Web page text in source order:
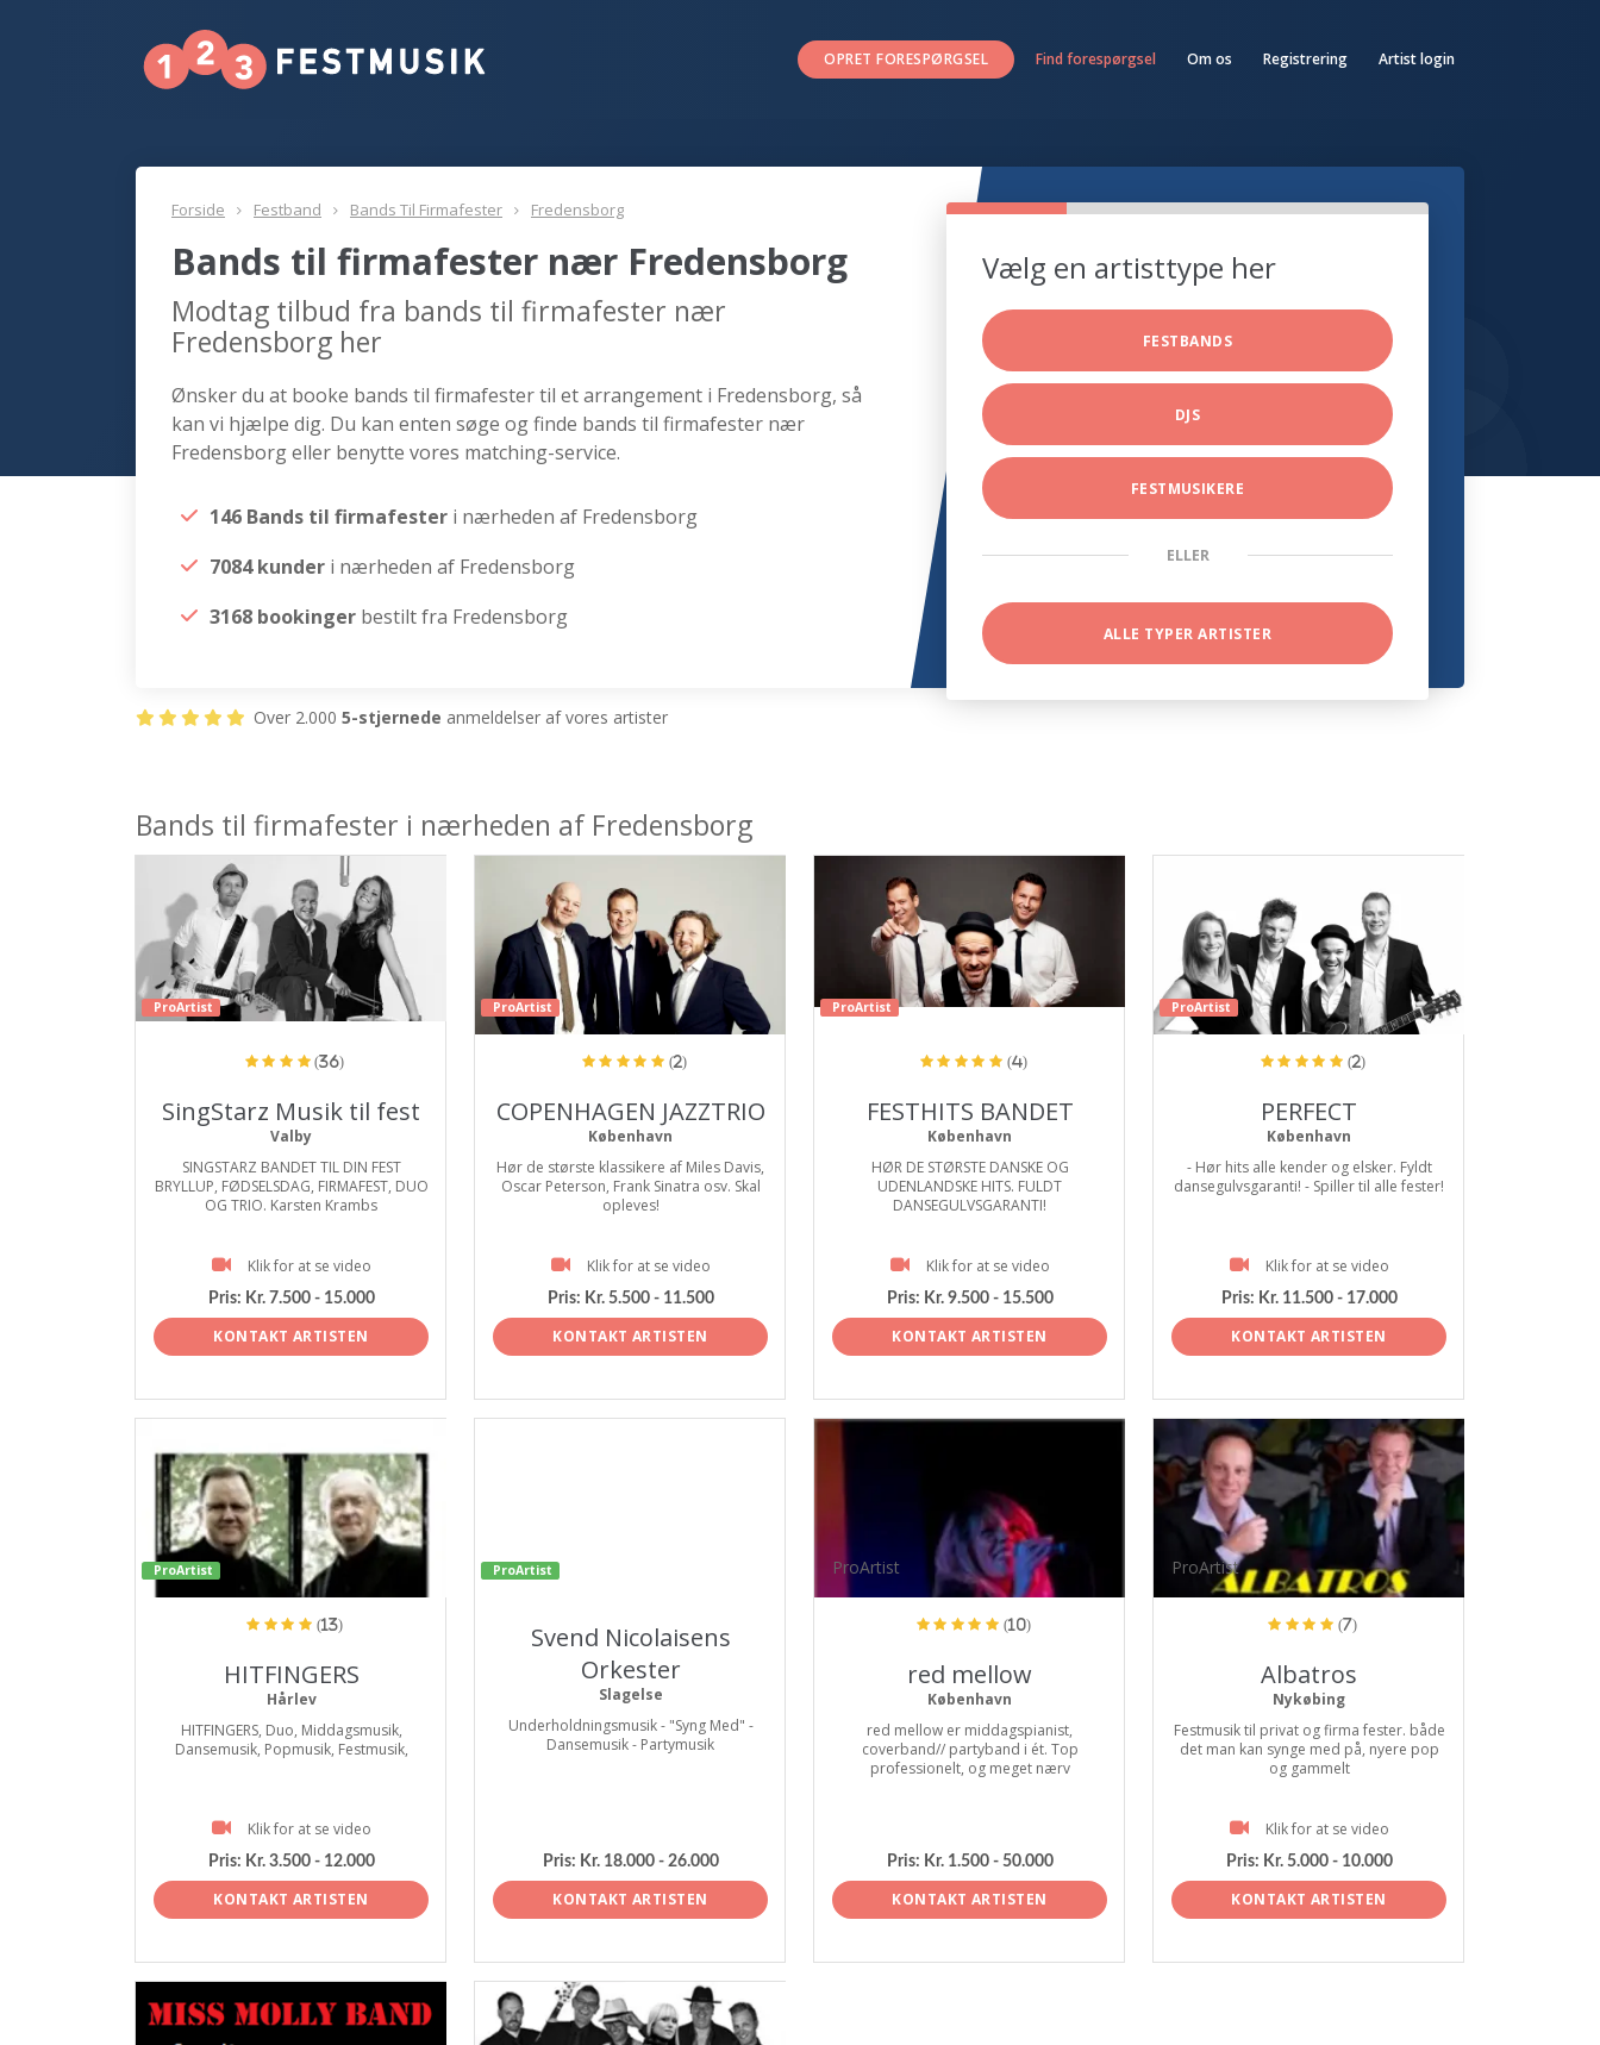
OPRET FORESPØRGSEL Find forespørgsel Om os Registrering Artist login
Forside Festband Bands Til Firmafester Fredensborg
Bands til firmafester nær Fredensborg
Modtag tilbud fra bands til firmafester nær
Fredensborg her
Ønsker du at booke bands til firmafester til et arrangement i Fredensborg, så
kan vi hjælpe dig. Du kan enten søge og finde bands til firmafester nær
Fredensborg eller benytte vores matching-service.
146 Bands til firmafester i nærheden af Fredensborg
7084 kunder i nærheden af Fredensborg
3168 bookinger bestilt fra Fredensborg
Vælg en artisttype her
FESTBANDS
DJS
FESTMUSIKERE
ELLER
ALLE TYPER ARTISTER
Over 2.000 5-stjernede anmeldelser af vores artister
Bands til firmafester i nærheden af Fredensborg
ProArtist
(36)
SingStarz Musik til fest
Valby
SINGSTARZ BANDET TIL DIN FEST
BRYLLUP, FØDSELSDAG, FIRMAFEST, DUO
OG TRIO. Karsten Krambs
Klik for at se video
Pris: Kr. 7.500 - 15.000
KONTAKT ARTISTEN
ProArtist
(2)
COPENHAGEN JAZZTRIO
København
Hør de største klassikere af Miles Davis,
Oscar Peterson, Frank Sinatra osv. Skal
opleves!
Klik for at se video
Pris: Kr. 5.500 - 11.500
KONTAKT ARTISTEN
ProArtist
(4)
FESTHITS BANDET
København
HØR DE STØRSTE DANSKE OG
UDENLANDSKE HITS. FULDT
DANSEGULVSGARANTI!
Klik for at se video
Pris: Kr. 9.500 - 15.500
KONTAKT ARTISTEN
ProArtist
(2)
PERFECT
København
- Hør hits alle kender og elsker. Fyldt
dansegulvsgaranti! - Spiller til alle fester!
Klik for at se video
Pris: Kr. 11.500 - 17.000
KONTAKT ARTISTEN
ProArtist
(13)
HITFINGERS
Hårlev
HITFINGERS, Duo, Middagsmusik,
Dansemusik, Popmusik, Festmusik,
Klik for at se video
Pris: Kr. 3.500 - 12.000
KONTAKT ARTISTEN
ProArtist
Svend Nicolaisens
Orkester
Slagelse
Underholdningsmusik - "Syng Med" -
Dansemusik - Partymusik
Pris: Kr. 18.000 - 26.000
KONTAKT ARTISTEN
ProArtist
(10)
red mellow
København
red mellow er middagspianist,
coverband// partyband i ét. Top
professionelt, og meget nærv
Pris: Kr. 1.500 - 50.000
KONTAKT ARTISTEN
ProArtist
(7)
Albatros
Nykøbing
Festmusik til privat og firma fester. både
det man kan synge med på, nyere pop
og gammelt
Klik for at se video
Pris: Kr. 5.000 - 10.000
KONTAKT ARTISTEN